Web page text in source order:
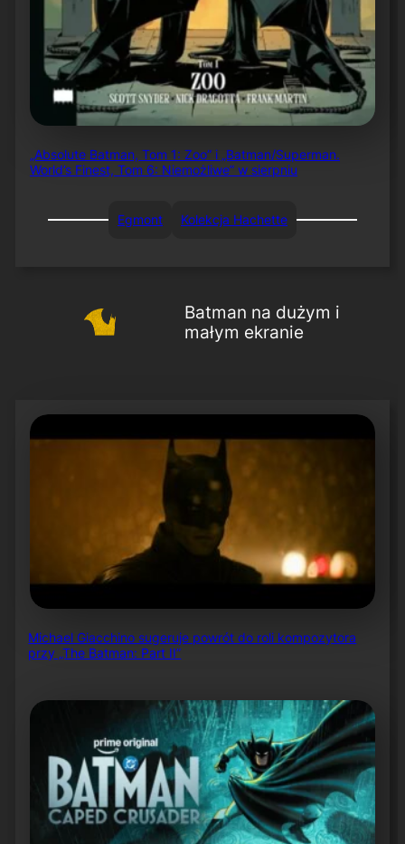
„Absolute Batman, Tom 1: Zoo” i „Batman/Superman.
World’s Finest, Tom 6: Niemożliwe” w sierpniu
Egmont Kolekcja Hachette
Batman na dużym i
małym ekranie
Michael Giacchino sugeruje powrót do roli kompozytora
przy „The Batman: Part II”